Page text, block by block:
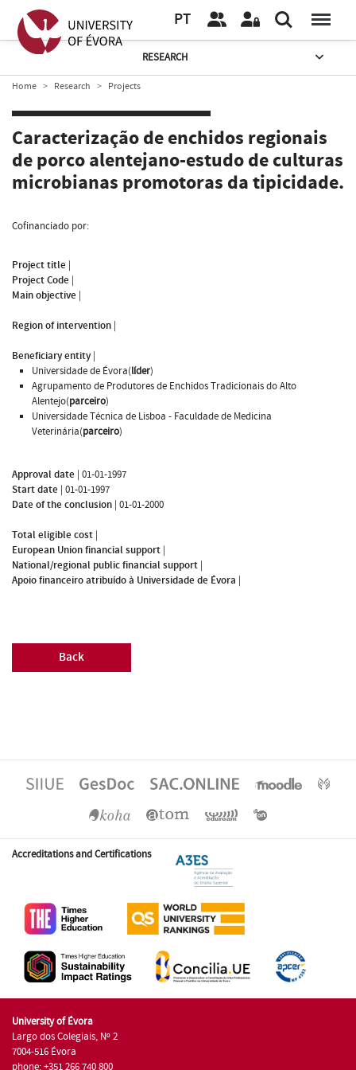
PT
RESEARCH
Home Research Projects
Caracterização de enchidos regionais
de porco alentejano-estudo de culturas
microbianas promotoras da tipicidade.
Cofinanciado por:
Project title |
Project Code |
Main objective |
Region of intervention |
Beneficiary entity|
Universidade de Évora(líder)
Agrupamento de Produtores de Enchidos Tradicionais do Alto
Alentejo(parceiro)
Universidade Técnica de Lisboa - Faculdade de Medicina
Veterinária(parceiro)
Approval date | 01-01-1997
Start date | 01-01-1997
Date of the conclusion | 01-01-2000
Total eligible cost |
European Union financial support |
National/regional public financial support |
Apoio financeiro atribuído à Universidade de Évora |
Back
Accreditations and Certifications
University of Évora
Largo dos Colegiais, Nº 2
7004-516 Évora
phone: +351 266 740 800